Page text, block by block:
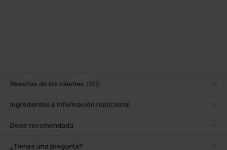
Reseñas de los clientes (50)
Ingredientes e información nutricional
Dosis recomendada
¿Tienes una pregunta?